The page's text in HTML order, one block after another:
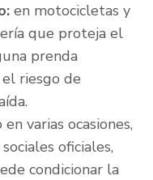
en motocicletas y
que proteja el
prenda
riesgo de
varias ocasiones,
oficiales,
condicionar la